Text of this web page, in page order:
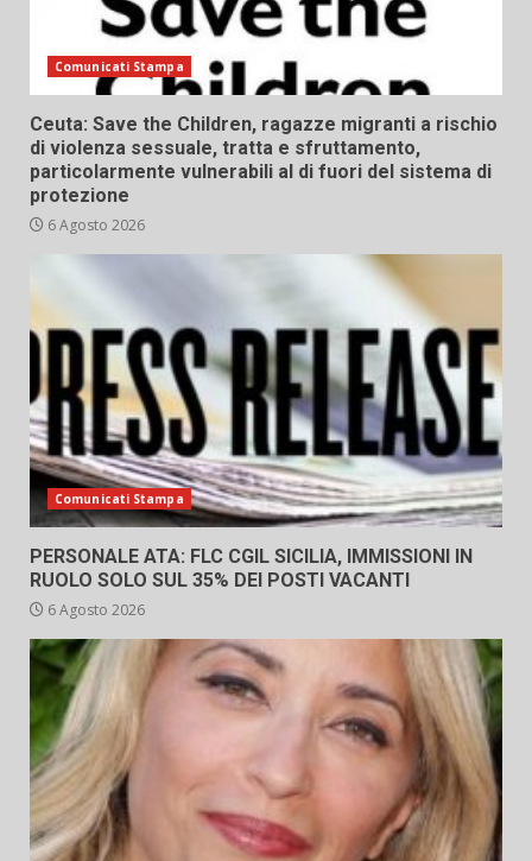
Comunicati Stampa
Ceuta: Save the Children, ragazze migranti a rischio
di violenza sessuale, tratta e sfruttamento,
particolarmente vulnerabili al di fuori del sistema di
protezione
6 Agosto 2026
Comunicati Stampa
PERSONALE ATA: FLC CGIL SICILIA, IMMISSIONI IN
RUOLO SOLO SUL 35% DEI POSTI VACANTI
6 Agosto 2026